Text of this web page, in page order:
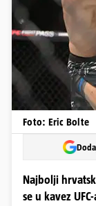
Foto: Eric Bolte
Najbolji
se u kavez